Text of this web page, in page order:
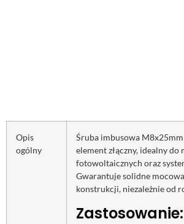
Opis
ogólny
Śruba imbusowa
element złączny, idealny do
fotowoltaicznych oraz
Gwarantuje solidne
konstrukcji, niezależnie od
Zastosowanie: